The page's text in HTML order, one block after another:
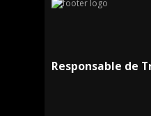
Responsable de